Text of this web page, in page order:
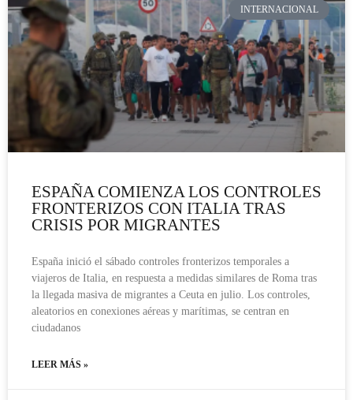
INTERNACIONAL
ESPAÑA COMIENZA LOS CONTROLES
FRONTERIZOS CON ITALIA TRAS
CRISIS POR MIGRANTES
España inició el sábado controles fronterizos temporales a
viajeros de Italia, en respuesta a medidas similares de Roma tras
la llegada masiva de migrantes a Ceuta en julio. Los controles,
aleatorios en conexiones aéreas y marítimas, se centran en
ciudadanos
LEER MÁS »